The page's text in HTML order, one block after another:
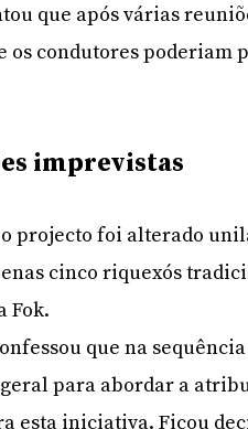
que após várias
os condutores
imprevistas
projecto foi alterado
cinco riquexós
Fok.
que na
para abordar a
esta iniciativa. Ficou